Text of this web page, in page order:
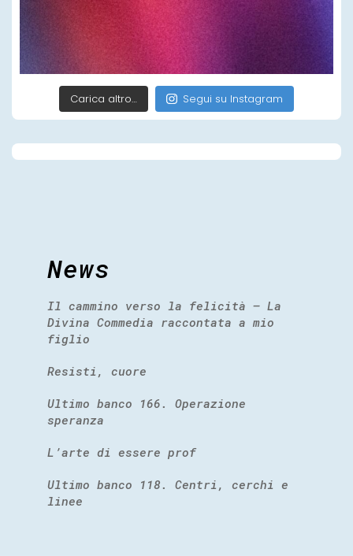
Carica altro… Segui su Instagram
News
Il cammino verso la felicità – La
Divina Commedia raccontata a mio
figlio
Resisti, cuore
Ultimo banco 166. Operazione
speranza
L’arte di essere prof
Ultimo banco 118. Centri, cerchi e
linee